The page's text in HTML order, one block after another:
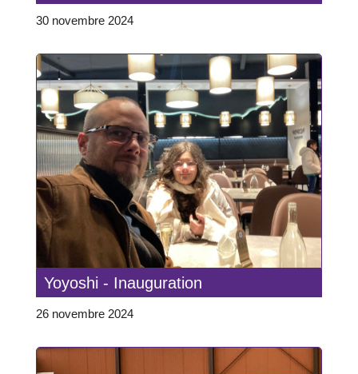
30 novembre 2024
Yoyoshi - Inauguration
26 novembre 2024